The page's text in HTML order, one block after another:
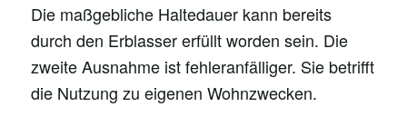
Die maßgebliche Haltedauer kann bereits
durch den Erblasser erfüllt worden sein. Die
zweite Ausnahme ist fehleranfälliger. Sie betrifft
die Nutzung zu eigenen Wohnzwecken.